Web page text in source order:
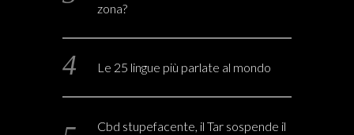
zona?
Le 25 lingue più parlate al mondo
Cbd stupefacente, il Tar sospende il